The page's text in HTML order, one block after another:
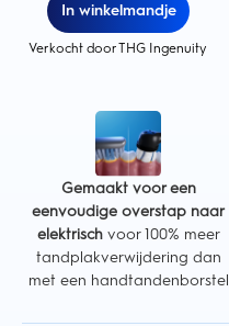
In winkelmandje
Verkocht door THG Ingenuity
Gemaakt voor een
eenvoudige overstap naar
elektrischvoor 100% meer
tandplakverwijdering dan
met een handtandenborstel